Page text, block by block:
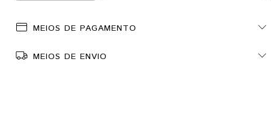
MEIOS DE PAGAMENTO
MEIOS DE ENVIO